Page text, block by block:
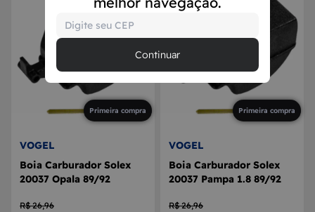
Continuar
Primeira compra
VOGEL
Boia Carburador Solex
20037 Opala 89/92
R$ 26,96
Primeira compra
VOGEL
Boia Carburador Solex
20037 Pampa 1.8 89/92
R$ 26,96